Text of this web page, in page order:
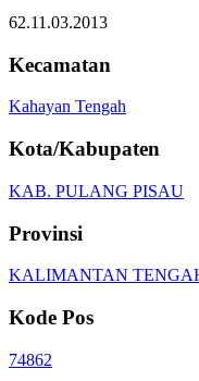
62.11.03.2013
Kecamatan
Kahayan Tengah
Kota/Kabupaten
KAB. PULANG PISAU
Provinsi
KALIMANTAN
Kode Pos
74862